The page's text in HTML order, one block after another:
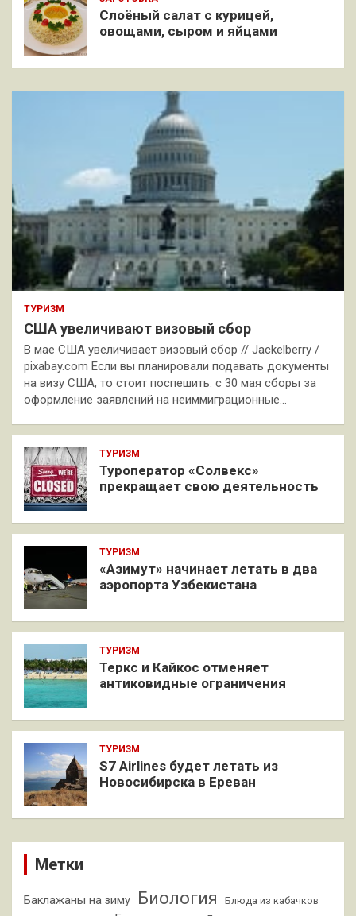
Слоёный салат с курицей,
овощами, сыром и яйцами
ТУРИЗМ
США увеличивают визовый сбор
В мае США увеличивает визовый сбор // Jackelberry /
pixabay.com Если вы планировали подавать документы
на визу США, то стоит поспешить: с 30 мая сборы за
оформление заявлений на неиммиграционные…
ТУРИЗМ
Туроператор «Солвекс»
прекращает свою деятельность
ТУРИЗМ
«Азимут» начинает летать в два
аэропорта Узбекистана
ТУРИЗМ
Теркс и Кайкос отменяет
антиковидные ограничения
ТУРИЗМ
S7 Airlines будет летать из
Новосибирска в Ереван
Метки
Баклажаны на зиму Биология Блюда из кабачков